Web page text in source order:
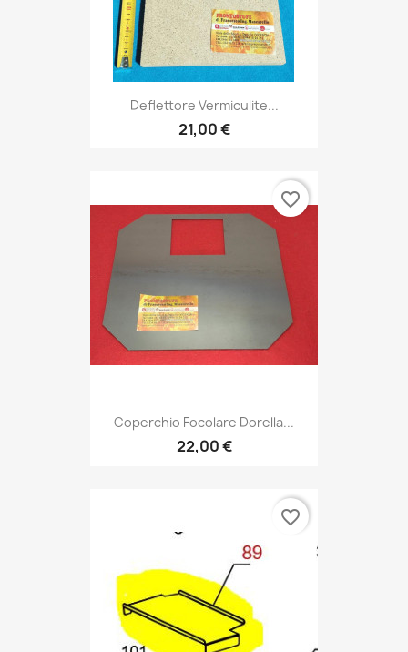
Deflettore Vermiculite...
21,00 €
Coperchio Focolare Dorella...
22,00 €
favorite_border
favorite_border